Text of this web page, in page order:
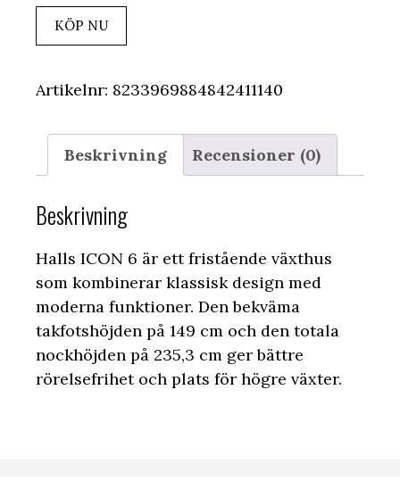
KÖP NU
Artikelnr: 8233969884842411140
Beskrivning Recensioner (0)
Beskrivning
Halls ICON 6 är ett fristående växthus
som kombinerar klassisk design med
moderna funktioner. Den bekväma
takfots­höjden på 149 cm och den totala
nockhöjden på 235,3 cm ger bättre
rörelsefrihet och plats för högre växter.